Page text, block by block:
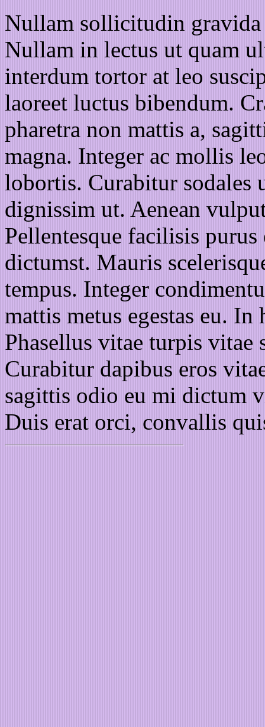
Nullam sollicitudin gravida
Nullam in lectus ut quam
interdum tortor at leo
laoreet luctus bibendum.
pharetra non mattis a,
magna. Integer ac mollis
lobortis. Curabitur sodales
dignissim ut. Aenean
Pellentesque facilisis
dictumst. Mauris
tempus. Integer
mattis metus egestas eu. In
Phasellus vitae turpis vitae
Curabitur dapibus eros
sagittis odio eu mi dictum
Duis erat orci, convallis